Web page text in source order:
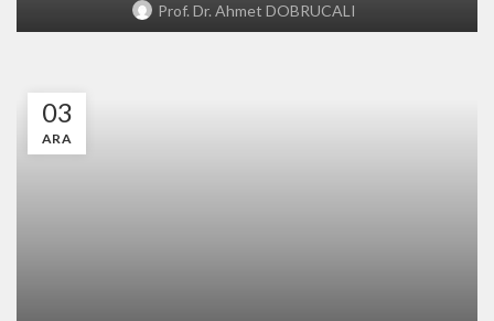
Prof. Dr. Ahmet DOBRUCALI
03
ARA